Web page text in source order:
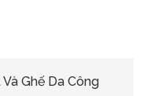
Ghế Da Công